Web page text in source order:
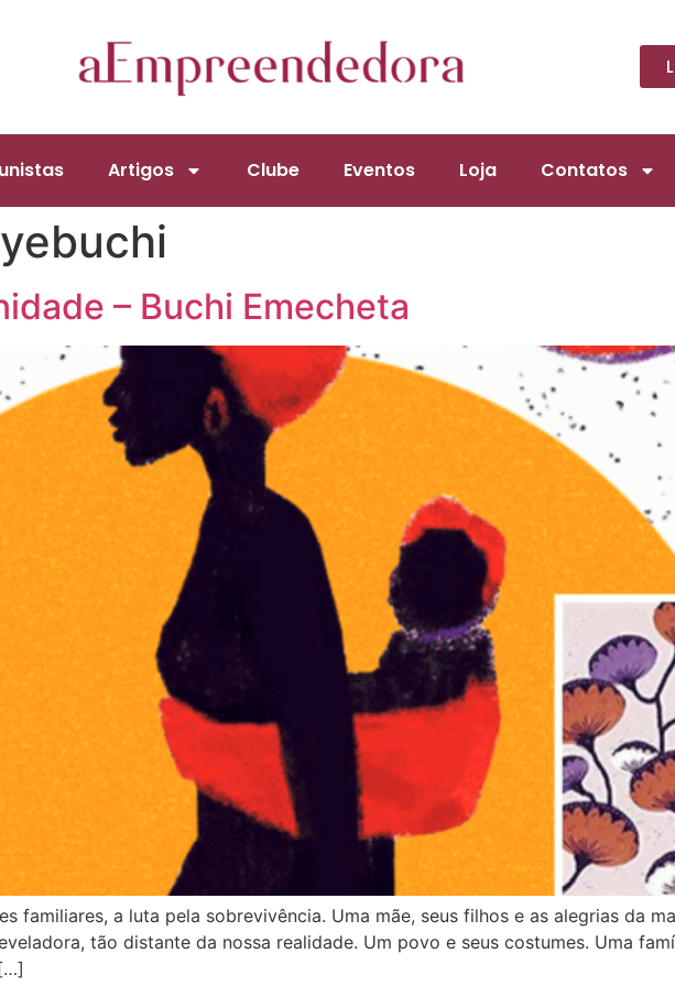
Artigos Clube Eventos Loja Contatos
– Buchi Emecheta
familiares, a luta pela sobrevivência. Uma mãe, seus filhos e as alegrias da
tão distante da nossa realidade. Um povo e seus costumes. Uma